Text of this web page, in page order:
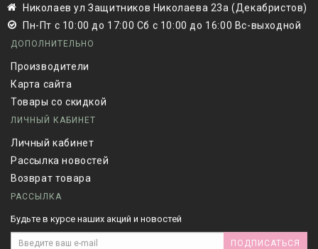
Николаев ул Защитников Николаева 23а (Декабристов)
Пн-Пт с 10:00 до 17:00 Сб с 10:00 до 16:00 Вс-выходной
ДОПОЛНИТЕЛЬНО
Производители
Карта сайта
Товары со скидкой
ЛИЧНЫЙ КАБИНЕТ
Личный кабинет
Рассылка новостей
Возврат товара
РАССЫЛКА
Будьте в курсе наших акций и новостей
ПОДПИСАТЬСЯ